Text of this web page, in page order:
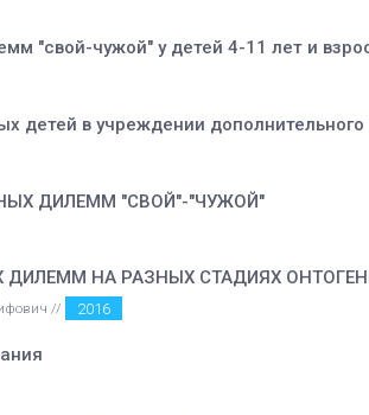
"свой-чужой" у детей 4-11 лет и
детей в учреждении дополнительного
ДИЛЕММ "СВОЙ"-"ЧУЖОЙ"
НА РАЗНЫХ СТАДИЯХ
// 2016